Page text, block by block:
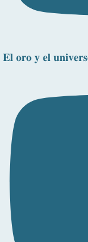
𝐄𝐥 𝐨𝐫𝐨 𝐲 𝐞𝐥